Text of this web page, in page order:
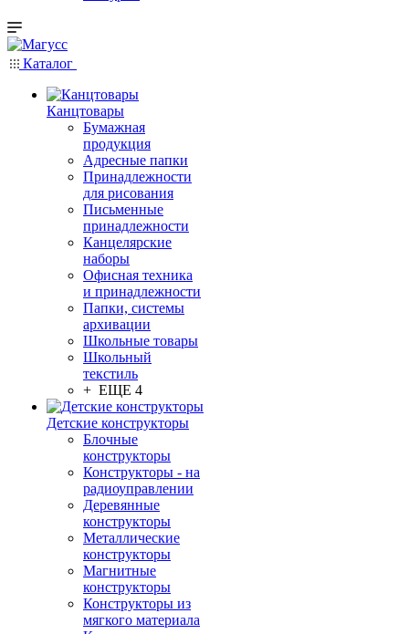
Каталог
Канцтовары
Бумажная
продукция
Адресные папки
Принадлежности
для рисования
Письменные
принадлежности
Канцелярские
наборы
Офисная техника
и принадлежности
Папки, системы
архивации
Школьные товары
Школьный
текстиль
+ ЕЩЕ 4
Детские конструкторы
Блочные
конструкторы
Конструкторы - на
радиоуправлении
Деревянные
конструкторы
Металлические
конструкторы
Магнитные
конструкторы
Конструкторы из
мягкого материала